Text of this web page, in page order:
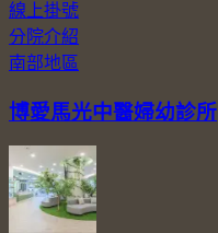
線上掛號
分院介紹
南部地區
博愛馬光中醫婦幼診所